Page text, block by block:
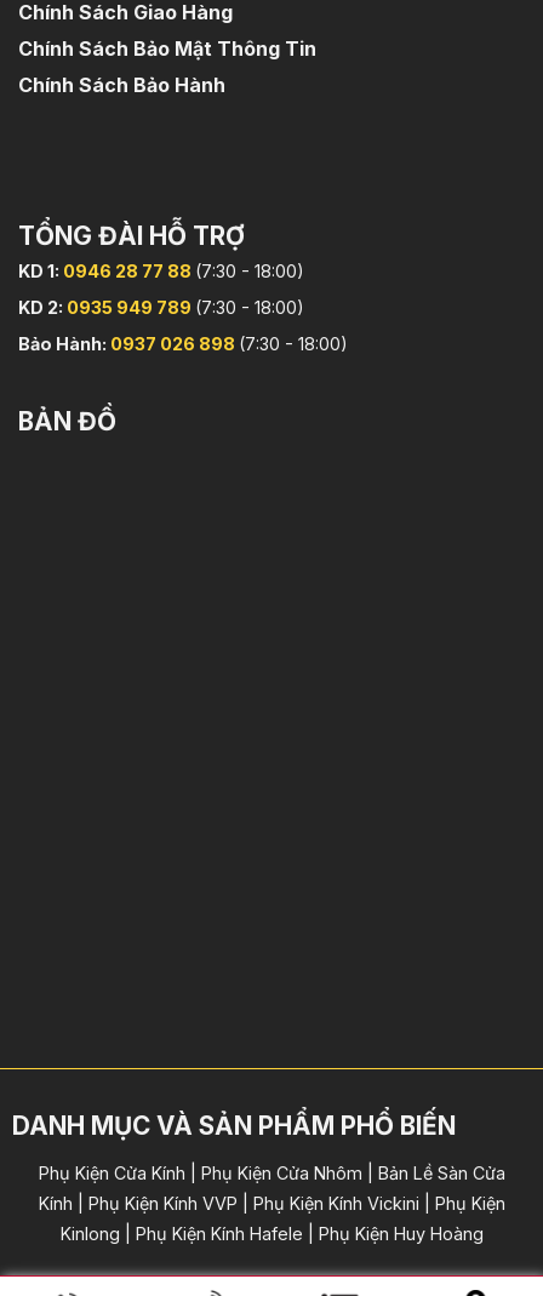
Chính Sách Giao Hàng
Chính Sách Bảo Mật Thông Tin
Chính Sách Bảo Hành
TỔNG ĐÀI HỖ TRỢ
KD 1: 0946 28 77 88 (7:30 - 18:00)
KD 2: 0935 949 789 (7:30 - 18:00)
Bảo Hành: 0937 026 898 (7:30 - 18:00)
BẢN ĐỒ
DANH MỤC VÀ SẢN PHẨM PHỔ BIẾN
Phụ Kiện Cửa Kính | Phụ Kiện Cửa Nhôm | Bản Lề Sàn Cửa
Kính | Phụ Kiện Kính VVP | Phụ Kiện Kính Vickini | Phụ Kiện
Kinlong | Phụ Kiện Kính Hafele | Phụ Kiện Huy Hoàng